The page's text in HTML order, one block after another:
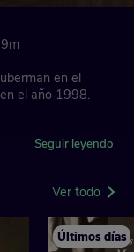
en el
el año 1998.
Seguir leyendo
Ver todo
Últimos días